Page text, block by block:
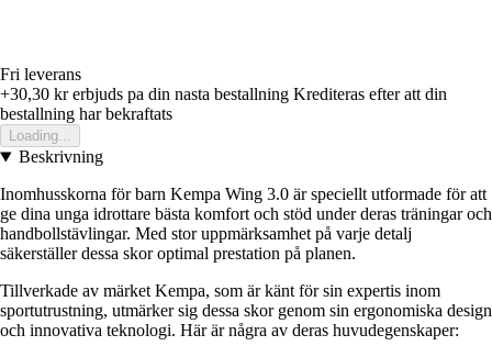
Fri leverans
+30,30 krerbjuds pa din nasta bestallning Krediteras efter att din
bestallning har bekraftats
Loading...
Beskrivning
Inomhusskorna för barn Kempa Wing 3.0 är speciellt utformade för att
ge dina unga idrottare bästa komfort och stöd under deras träningar och
handbollstävlingar. Med stor uppmärksamhet på varje detalj
säkerställer dessa skor optimal prestation på planen.
Tillverkade av märket Kempa, som är känt för sin expertis inom
sportutrustning, utmärker sig dessa skor genom sin ergonomiska design
och innovativa teknologi. Här är några av deras huvudegenskaper: